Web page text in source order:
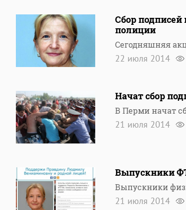
Сбор
полиции
Сегодняшняя
22 июля 2014
Начат сбор
В Перми начат
21 июля 2014
Выпускники
Выпускники
21 июля 2014